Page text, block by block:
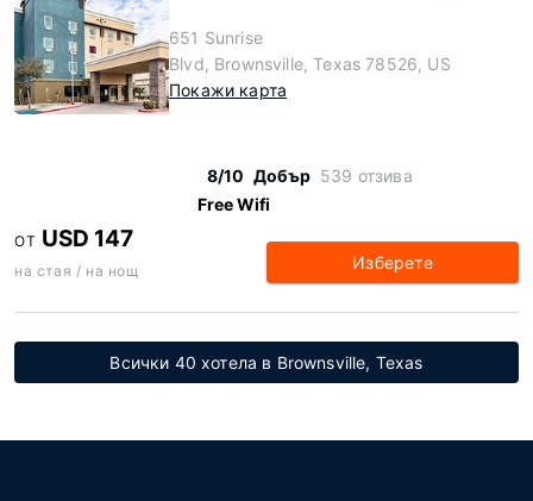
651 Sunrise
Blvd, Brownsville, Texas 78526, US
Покажи карта
8/10 Добър 539 отзива
Free Wifi
ОТ USD 147
на стая / на нощ Изберете
Всички 40 хотела в Brownsville, Texas